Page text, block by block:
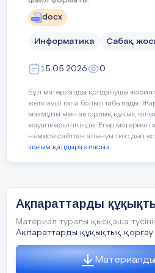
Бір
заңсыз
→заңды
Сабақтың
Құндылықтарды
дарыту
docx
Информатика Сабақ
15.05.2026 0
Бұл материалды қолданушы
жеткізуші ғана болып табылады.
мазмұны мен авторлық құқық
жауапкершілігінде. Егер материал
немесе сайттан алынуы тиіс деп
шағым қалдыра аласыз
Ақпараттарды
Материал туралы қысқаша
Ақпараттарды құқықтық қорғау